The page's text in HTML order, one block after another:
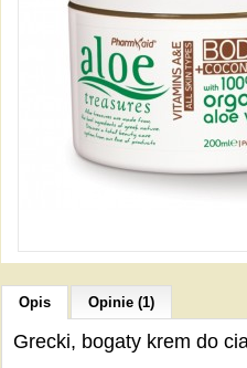
Opis Opinie (1)
Grecki, bogaty krem ​​do